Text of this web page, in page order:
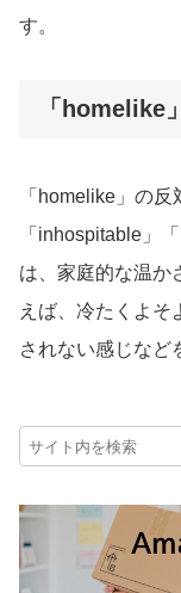
す。
「homelike
「homelike」の反
「inhospitable」
は、家庭的な温か
えば、冷たくよそ
されない感じなど